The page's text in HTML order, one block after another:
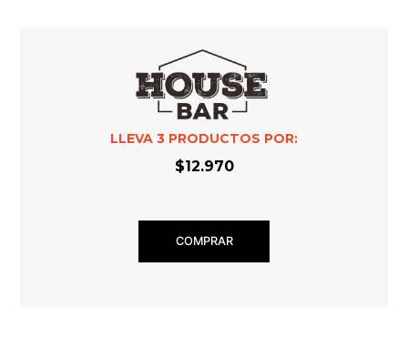
LLEVA 3 PRODUCTOS POR:
$12.970
COMPRAR